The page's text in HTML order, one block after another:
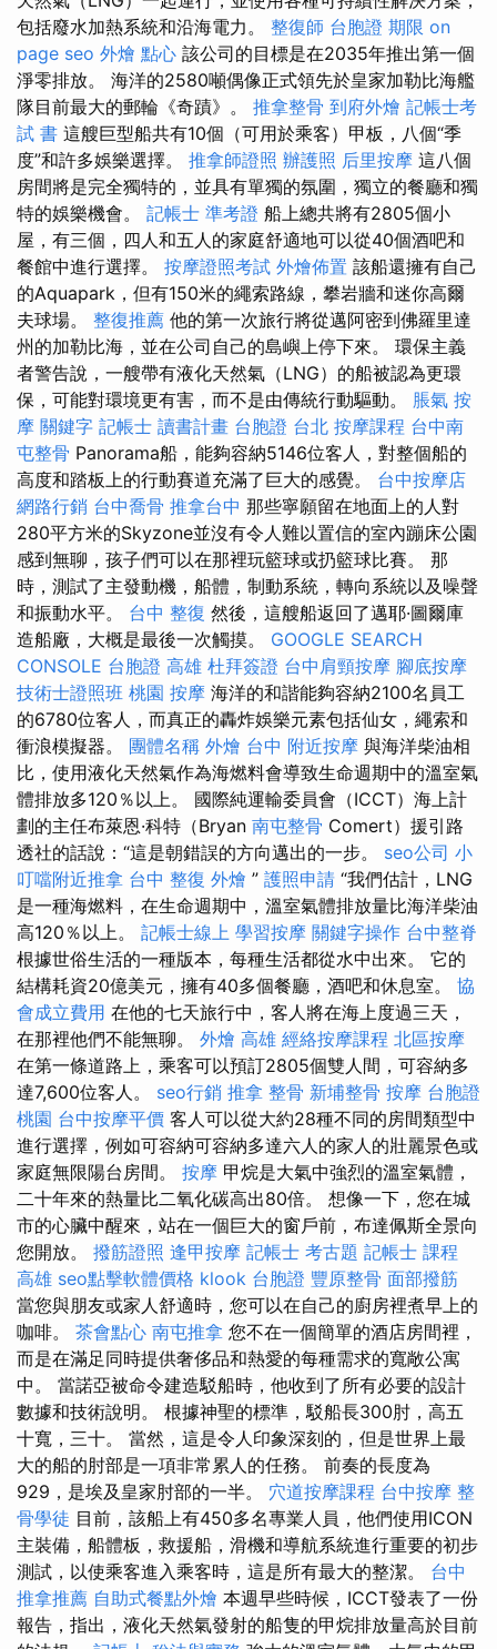
包括廢水加熱系統和沿海電力。 整復師 台胞證 期限 on
page seo 外燴 點心 該公司的目標是在2035年推出第一個
淨零排放。 海洋的2580噸偶像正式領先於皇家加勒比海艦
隊目前最大的郵輪《奇蹟》。 推拿整骨 到府外燴 記帳士考
試 書 這艘巨型船共有10個（可用於乘客）甲板，八個“季
度”和許多娛樂選擇。 推拿師證照 辦護照 后里按摩 這八個
房間將是完全獨特的，並具有單獨的氛圍，獨立的餐廳和獨
特的娛樂機會。 記帳士 準考證 船上總共將有2805個小
屋，有三個，四人和五人的家庭舒適地可以從40個酒吧和
餐館中進行選擇。 按摩證照考試 外燴佈置 該船還擁有自己
的Aquapark，但有150米的繩索路線，攀岩牆和迷你高爾
夫球場。 整復推薦 他的第一次旅行將從邁阿密到佛羅里達
州的加勒比海，並在公司自己的島嶼上停下來。 環保主義
者警告說，一艘帶有液化天然氣（LNG）的船被認為更環
保，可能對環境更有害，而不是由傳統行動驅動。 脹氣 按
摩 關鍵字 記帳士 讀書計畫 台胞證 台北 按摩課程 台中南
屯整骨 Panorama船，能夠容納5146位客人，對整個船的
高度和踏板上的行動賽道充滿了巨大的感覺。 台中按摩店
網路行銷 台中喬骨 推拿台中 那些寧願留在地面上的人對
280平方米的Skyzone並沒有令人難以置信的室內蹦床公園
感到無聊，孩子們可以在那裡玩籃球或扔籃球比賽。 那
時，測試了主發動機，船體，制動系統，轉向系統以及噪聲
和振動水平。 台中 整復 然後，這艘船返回了邁耶·圖爾庫
造船廠，大概是最後一次觸摸。 GOOGLE SEARCH
CONSOLE 台胞證 高雄 杜拜簽證 台中肩頸按摩 腳底按摩
技術士證照班 桃園 按摩 海洋的和諧能夠容納2100名員工
的6780位客人，而真正的轟炸娛樂元素包括仙女，繩索和
衝浪模擬器。 團體名稱 外燴 台中 附近按摩 與海洋柴油相
比，使用液化天然氣作為海燃料會導致生命週期中的溫室氣
體排放多120％以上。 國際純運輸委員會（ICCT）海上計
劃的主任布萊恩·科特（Bryan 南屯整骨 Comert）援引路
透社的話說：“這是朝錯誤的方向邁出的一步。 seo公司 小
叮噹附近推拿 台中 整復 外燴 ” 護照申請 “我們估計，LNG
是一種海燃料，在生命週期中，溫室氣體排放量比海洋柴油
高120％以上。 記帳士線上 學習按摩 關鍵字操作 台中整脊
根據世俗生活的一種版本，每種生活都從水中出來。 它的
結構耗資20億美元，擁有40多個餐廳，酒吧和休息室。 協
會成立費用 在他的七天旅行中，客人將在海上度過三天，
在那裡他們不能無聊。 外燴 高雄 經絡按摩課程 北區按摩
在第一條道路上，乘客可以預訂2805個雙人間，可容納多
達7,600位客人。 seo行銷 推拿 整骨 新埔整骨 按摩 台胞證
桃園 台中按摩平價 客人可以從大約28種不同的房間類型中
進行選擇，例如可容納可容納多達六人的家人的壯麗景色或
家庭無限陽台房間。 按摩 甲烷是大氣中強烈的溫室氣體，
二十年來的熱量比二氧化碳高出80倍。 想像一下，您在城
市的心臟中醒來，站在一個巨大的窗戶前，布達佩斯全景向
您開放。 撥筋證照 逢甲按摩 記帳士 考古題 記帳士 課程
高雄 seo點擊軟體價格 klook 台胞證 豐原整骨 面部撥筋
當您與朋友或家人舒適時，您可以在自己的廚房裡煮早上的
咖啡。 茶會點心 南屯推拿 您不在一個簡單的酒店房間裡，
而是在滿足同時提供奢侈品和熱愛的每種需求的寬敞公寓
中。 當諾亞被命令建造駁船時，他收到了所有必要的設計
數據和技術說明。 根據神聖的標準，駁船長300肘，高五
十寬，三十。 當然，這是令人印象深刻的，但是世界上最
大的船的肘部是一項非常累人的任務。 前奏的長度為
929，是埃及皇家肘部的一半。 穴道按摩課程 台中按摩 整
骨學徒 目前，該船上有450多名專業人員，他們使用ICON
主裝備，船體板，救援船，滑機和導航系統進行重要的初步
測試，以使乘客進入乘客時，這是所有最大的整潔。 台中
推拿推薦 自助式餐點外燴 本週早些時候，ICCT發表了一份
報告，指出，液化天然氣發射的船隻的甲烷排放量高於目前